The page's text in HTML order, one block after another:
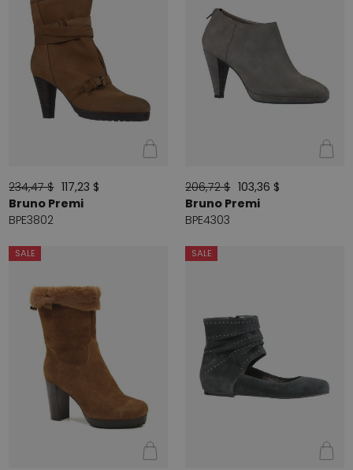
234,47 $ 117,23 $
Bruno Premi
BPE3802
206,72 $ 103,36 $
Bruno Premi
BPE4303
SALE SALE